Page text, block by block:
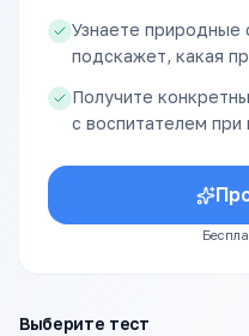
Узнаете природные
подскажет, какая
Получите
с воспитателем
Выберите тест